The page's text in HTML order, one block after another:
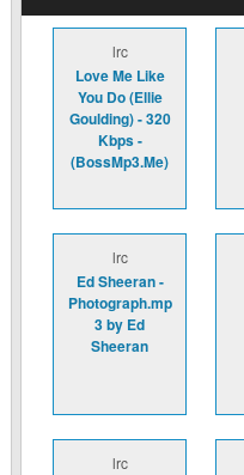
lrc
Love Me Like
You Do (Ellie
Goulding) - 320
Kbps -
(BossMp3.Me)
lrc
Ed Sheeran -
Photograph.mp
3 by Ed
Sheeran
lrc